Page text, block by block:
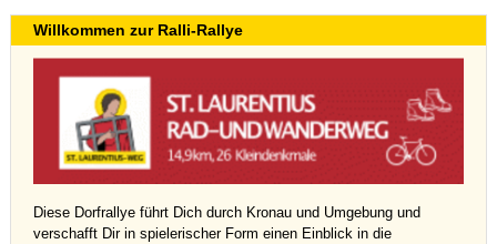
Willkommen zur Ralli-Rallye
Diese Dorfrallye führt Dich durch Kronau und Umgebung und
verschafft Dir in spielerischer Form einen Einblick in die